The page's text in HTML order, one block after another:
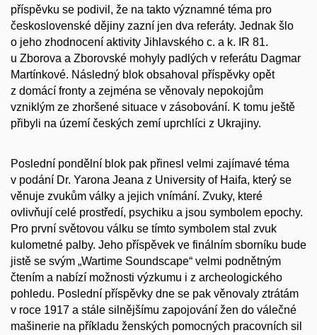
příspěvku se podivil, že na takto významné téma pro
československé dějiny zazní jen dva referáty. Jednak šlo
o jeho zhodnocení aktivity Jihlavského c. a k. IR 81.
u Zborova a Zborovské mohyly padlých v referátu Dagmar
Martínkové. Následný blok obsahoval příspěvky opět
z domácí fronty a zejména se věnovaly nepokojům
vzniklým ze zhoršené situace v zásobování. K tomu ještě
přibyli na území českých zemí uprchlíci z Ukrajiny.
Poslední pondělní blok pak přinesl velmi zajímavé téma
v podání Dr. Yarona Jeana z University of Haifa, který se
věnuje zvukům války a jejich vnímání. Zvuky, které
ovlivňují celé prostředí, psychiku a jsou symbolem epochy.
Pro první světovou válku se tímto symbolem stal zvuk
kulometné palby. Jeho příspěvek ve finálním sborníku bude
jistě se svým „Wartime Soundscape“ velmi podnětným
čtením a nabízí možnosti výzkumu i z archeologického
pohledu. Poslední příspěvky dne se pak věnovaly ztrátám
v roce 1917 a stále silnějšímu zapojování žen do válečné
mašinerie na příkladu ženských pomocných pracovních sil